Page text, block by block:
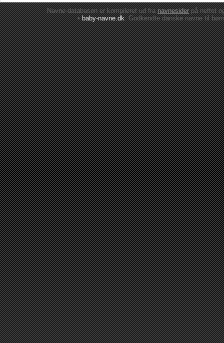
Navne-databasen er kompileret ud franavnesiderpå nettet
•baby-navne.dk: Godkendte danskenavne til børn